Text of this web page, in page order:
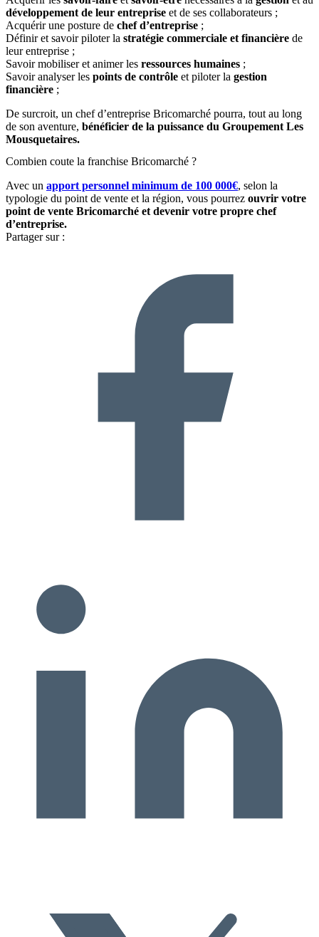
développement de leur entreprise et de ses collaborateurs ;
Acquérir une posture de chef d’entreprise ;
Définir et savoir piloter la stratégie commerciale et financière de
leur entreprise ;
Savoir mobiliser et animer les ressources humaines ;
Savoir analyser les points de contrôle et piloter la gestion
financière ;
De surcroit, un chef d’entreprise Bricomarché pourra, tout au long
de son aventure, bénéficier de la puissance du Groupement Les
Mousquetaires.
Combien coute la franchise Bricomarché ?
Avec un apport personnel minimum de 100 000€, selon la
typologie du point de vente et la région, vous pourrez ouvrir votre
point de vente Bricomarché et devenir votre propre chef
d’entreprise.
Partager sur :